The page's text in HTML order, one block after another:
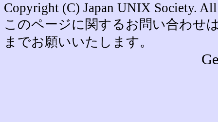
Copyright (C) Japan UNIX Society.
このページに関するお問い合わせ
までお願いいたします。